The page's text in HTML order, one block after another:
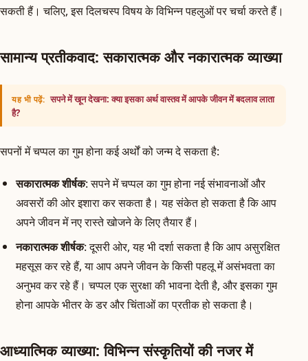
सकती हैं। चलिए, इस दिलचस्प विषय के विभिन्न पहलुओं पर चर्चा करते हैं।
सामान्य प्रतीकवाद: सकारात्मक और नकारात्मक व्याख्या
यह भी पढ़ें: सपने में खून देखना: क्या इसका अर्थ वास्तव में आपके जीवन में बदलाव लाता
है?
सपनों में चप्पल का गुम होना कई अर्थों को जन्म दे सकता है:
सकारात्मक शीर्षक: सपने में चप्पल का गुम होना नई संभावनाओं और
अवसरों की ओर इशारा कर सकता है। यह संकेत हो सकता है कि आप
अपने जीवन में नए रास्ते खोजने के लिए तैयार हैं।
नकारात्मक शीर्षक: दूसरी ओर, यह भी दर्शा सकता है कि आप असुरक्षित
महसूस कर रहे हैं, या आप अपने जीवन के किसी पहलू में असंभवता का
अनुभव कर रहे हैं। चप्पल एक सुरक्षा की भावना देती है, और इसका गुम
होना आपके भीतर के डर और चिंताओं का प्रतीक हो सकता है।
आध्यात्मिक व्याख्या: विभिन्न संस्कृतियों की नजर में